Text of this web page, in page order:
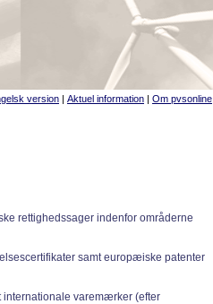
version | Aktuel information | Om pvsonline
rettighedssager indenfor områderne
samt europæiske patenter
varemærker (efter